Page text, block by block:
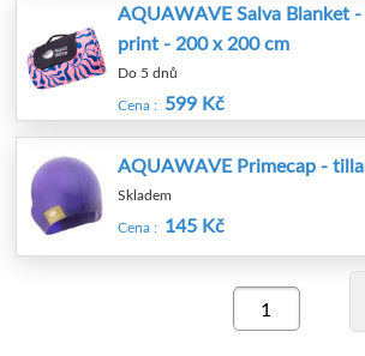
AQUAWAVE Salva Blanket
print - 200 x 200 cm
Do 5 dnů
Cena : 599 Kč
AQUAWAVE Primecap -
Skladem
Cena : 145 Kč